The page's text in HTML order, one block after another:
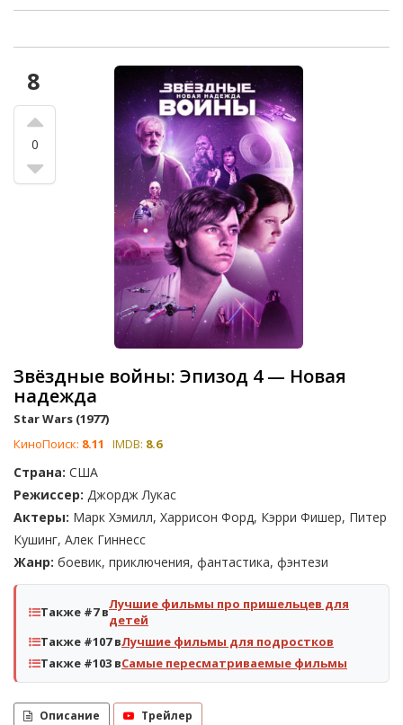
8
0
Звёздные войны: Эпизод 4 — Новая
надежда
Star Wars (1977)
КиноПоиск: 8.11 IMDB: 8.6
Страна: США
Режиссер: Джордж Лукас
Актеры: Марк Хэмилл, Харрисон Форд, Кэрри Фишер, Питер
Кушинг, Алек Гиннесс
Жанр: боевик, приключения, фантастика, фэнтези
Также #7 вЛучшие фильмы про пришельцев для
детей
Также #107 вЛучшие фильмы для подростков
Также #103 вСамые пересматриваемые фильмы
Описание Трейлер